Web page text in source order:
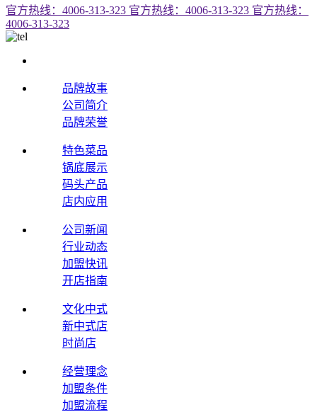
官方热线：4006-313-323 官方热线：4006-313-323 官方热线：
4006-313-323
品牌故事
公司简介
品牌荣誉
特色菜品
锅底展示
码头产品
店内应用
公司新闻
行业动态
加盟快讯
开店指南
文化中式
新中式店
时尚店
经营理念
加盟条件
加盟流程